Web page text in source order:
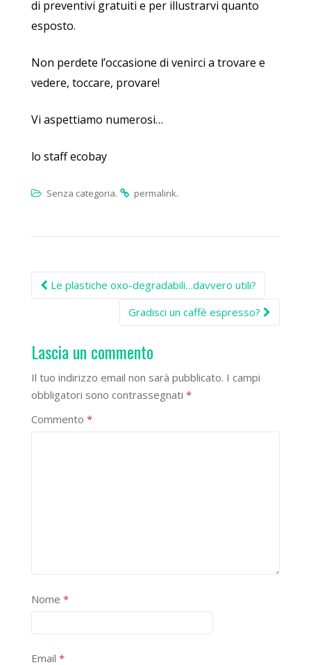
di preventivi gratuiti e per illustrarvi quanto
esposto.
Non perdete l’occasione di venirci a trovare e
vedere, toccare, provare!
Vi aspettiamo numerosi…
lo staff ecobay
Senza categoria. permalink.
PostLe plastiche oxo-degradabili…davvero utili?
Gradisci un caffè espresso?
Lascia un commento
Il tuo indirizzo email non sarà pubblicato. I campi
obbligatori sono contrassegnati *
Commento *
Nome *
Email *